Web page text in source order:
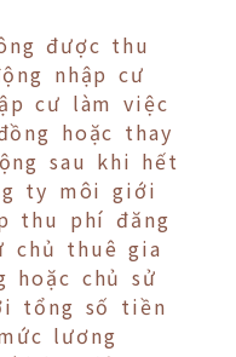
được thu
nhập cư
cư làm việc
hoặc thay
sau khi hết
ty môi giới
thu phí đăng
thuê gia
hoặc chủ sử
tổng số tiền
lương